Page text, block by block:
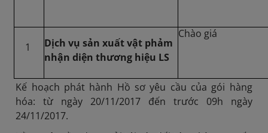
1
Dịch vụ sản xuất vật phảm
nhận diện thương hiệu LS
Chào giá
Kế hoạch phát hành Hồ sơ yêu cầu của gói hàng
hóa: từ ngày 20/11/2017 đến trước 09h ngày
24/11/2017.